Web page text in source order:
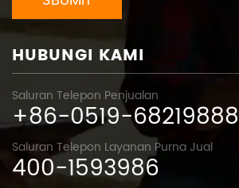
HUBUNGI KAMI
Saluran Telepon Penjualan
+86-0519-68219888
Saluran Telepon Layanan Purna Jual
400-1593986